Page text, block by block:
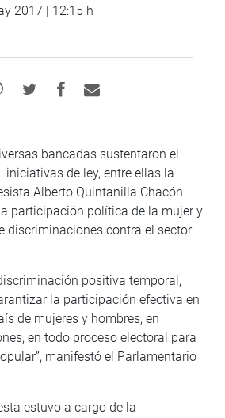
2017 | 12:15 h
bancadas sustentaron el
de ley, entre ellas la
Alberto Quintanilla Chacón
participación política de la mujer y
discriminaciones contra el sector
positiva temporal,
la participación efectiva en
de mujeres y hombres, en
en todo proceso electoral para
manifestó el Parlamentario
estuvo a cargo de la